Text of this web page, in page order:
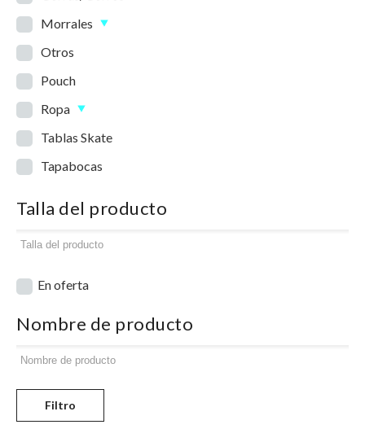
Morrales
Otros
Pouch
Ropa
Tablas Skate
Tapabocas
Talla del producto
En oferta
Nombre de producto
Filtro